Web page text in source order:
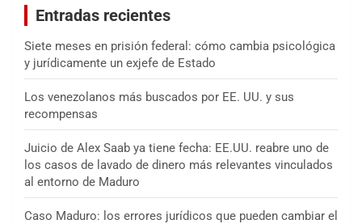
Entradas recientes
Siete meses en prisión federal: cómo cambia psicológica
y jurídicamente un exjefe de Estado
Los venezolanos más buscados por EE. UU. y sus
recompensas
Juicio de Alex Saab ya tiene fecha: EE.UU. reabre uno de
los casos de lavado de dinero más relevantes vinculados
al entorno de Maduro
Caso Maduro: los errores jurídicos que pueden cambiar el